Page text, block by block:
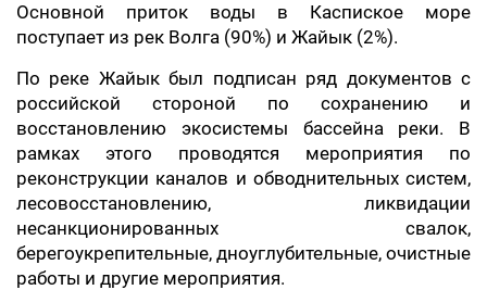
Основной приток воды в Каспиское море
поступает из рек Волга (90%) и Жайык (2%).
По реке Жайык был подписан ряд документов с
российской стороной по сохранению и
восстановлению экосистемы бассейна реки. В
рамках этого проводятся мероприятия по
реконструкции каналов и обводнительных систем,
лесовосстановлению, ликвидации
несанкционированных свалок,
берегоукрепительные, дноуглубительные, очистные
работы и другие мероприятия.